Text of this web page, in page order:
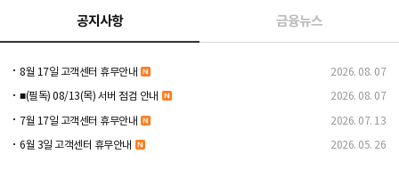
공지사항 금융뉴스
8월 17일 고객센터 휴무안내 2026. 08. 07
■(필독) 08/13(목) 서버 점검 안내 2026. 08. 07
7월 17일 고객센터 휴무안내 2026. 07. 13
6월 3일 고객센터 휴무안내 2026. 05. 26